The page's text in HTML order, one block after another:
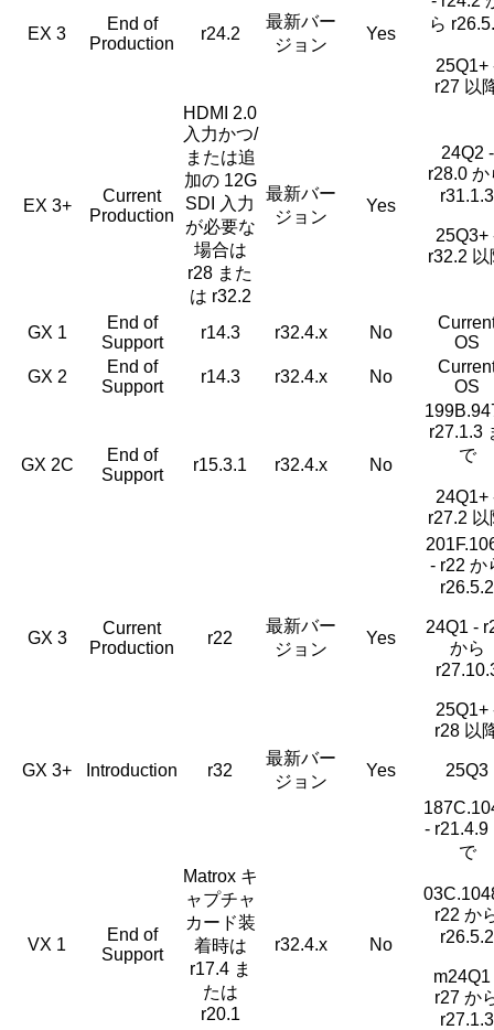
EX 3
End of
Production
r24.2
最新バー
ジョン
Yes
ら
25Q1+
r27 以
EX 3+
Current
Production
HDMI 2.0
入力かつ/
または追
加の 12G
SDI 入力
が必要な
場合は
r28 また
は r32.2
最新バー
ジョン
Yes
24Q2 -
r28.0 か
r31.1.3
25Q3+
r32.2 以
GX 1
End of
Support
r14.3 r32.4.x No
OS
GX 2
End of
Support
r14.3 r32.4.x No
OS
GX 2C
End of
Support
r15.3.1 r32.4.x No
r27.1.3
で
24Q1+
r27.2 以
GX 3
Current
Production
r22
最新バー
ジョン
Yes
- r22 か
r26.5.2
24Q1 -
から
25Q1+
r28 以
GX 3+ Introduction r32
最新バー
ジョン
Yes 25Q3
VX 1
End of
Support
Matrox キ
ャプチャ
カード装
着時は
r17.4 ま
たは
r20.1
r32.4.x No
- r21.4.9
で
r22 か
r26.5.2
m24Q1
r27 か
r27.1.3